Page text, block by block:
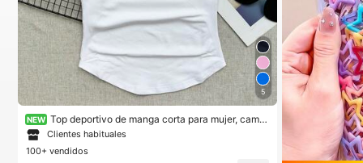
5
NEW Top deportivo de manga corta para mujer, camis
eta de entrenamiento para correr, top de fitness y yog
a de verano con cuello redondo y elástico
Clientes habituales
100+ vendidos